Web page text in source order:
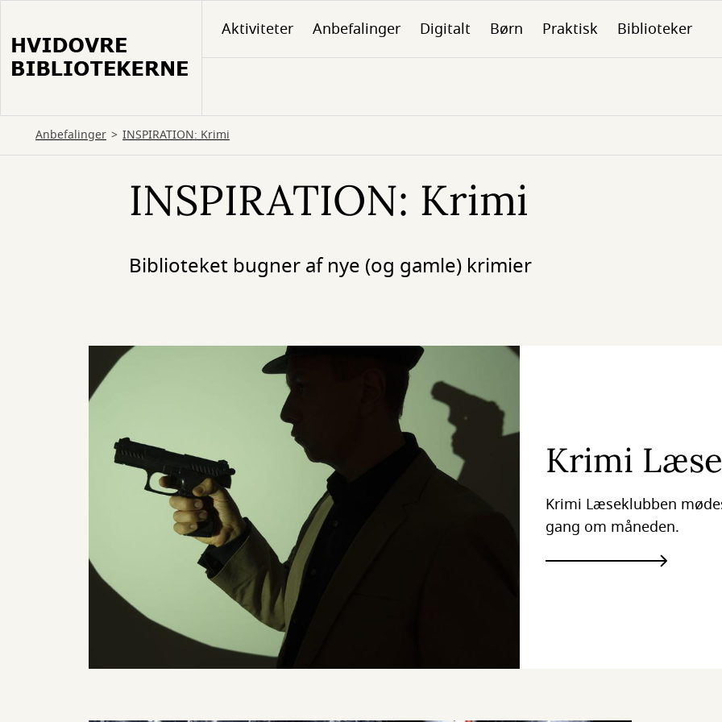
hovedindhold
Aktiviteter Anbefalinger Digitalt Børn Praktisk Biblioteker
Anbefalinger INSPIRATION: Krimi
INSPIRATION: Krimi
Biblioteket bugner af nye (og gamle) krimier
Krimi
Krimi Læseklubben
gang om måneden.